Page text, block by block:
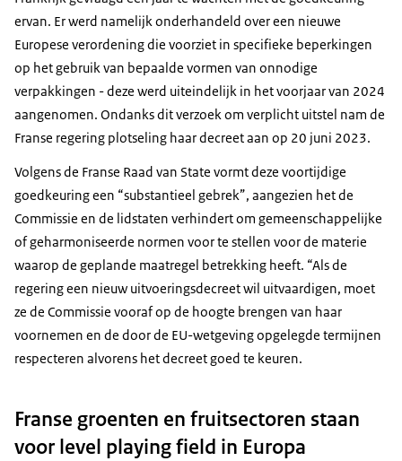
ervan. Er werd namelijk onderhandeld over een nieuwe
Europese verordening die voorziet in specifieke beperkingen
op het gebruik van bepaalde vormen van onnodige
verpakkingen - deze werd uiteindelijk in het voorjaar van 2024
aangenomen. Ondanks dit verzoek om verplicht uitstel nam de
Franse regering plotseling haar decreet aan op 20 juni 2023.
Volgens de Franse Raad van State vormt deze voortijdige
goedkeuring een “substantieel gebrek”, aangezien het de
Commissie en de lidstaten verhindert om gemeenschappelijke
of geharmoniseerde normen voor te stellen voor de materie
waarop de geplande maatregel betrekking heeft. “Als de
regering een nieuw uitvoeringsdecreet wil uitvaardigen, moet
ze de Commissie vooraf op de hoogte brengen van haar
voornemen en de door de EU-wetgeving opgelegde termijnen
respecteren alvorens het decreet goed te keuren.
Franse groenten en fruitsectoren staan
voor level playing field in Europa